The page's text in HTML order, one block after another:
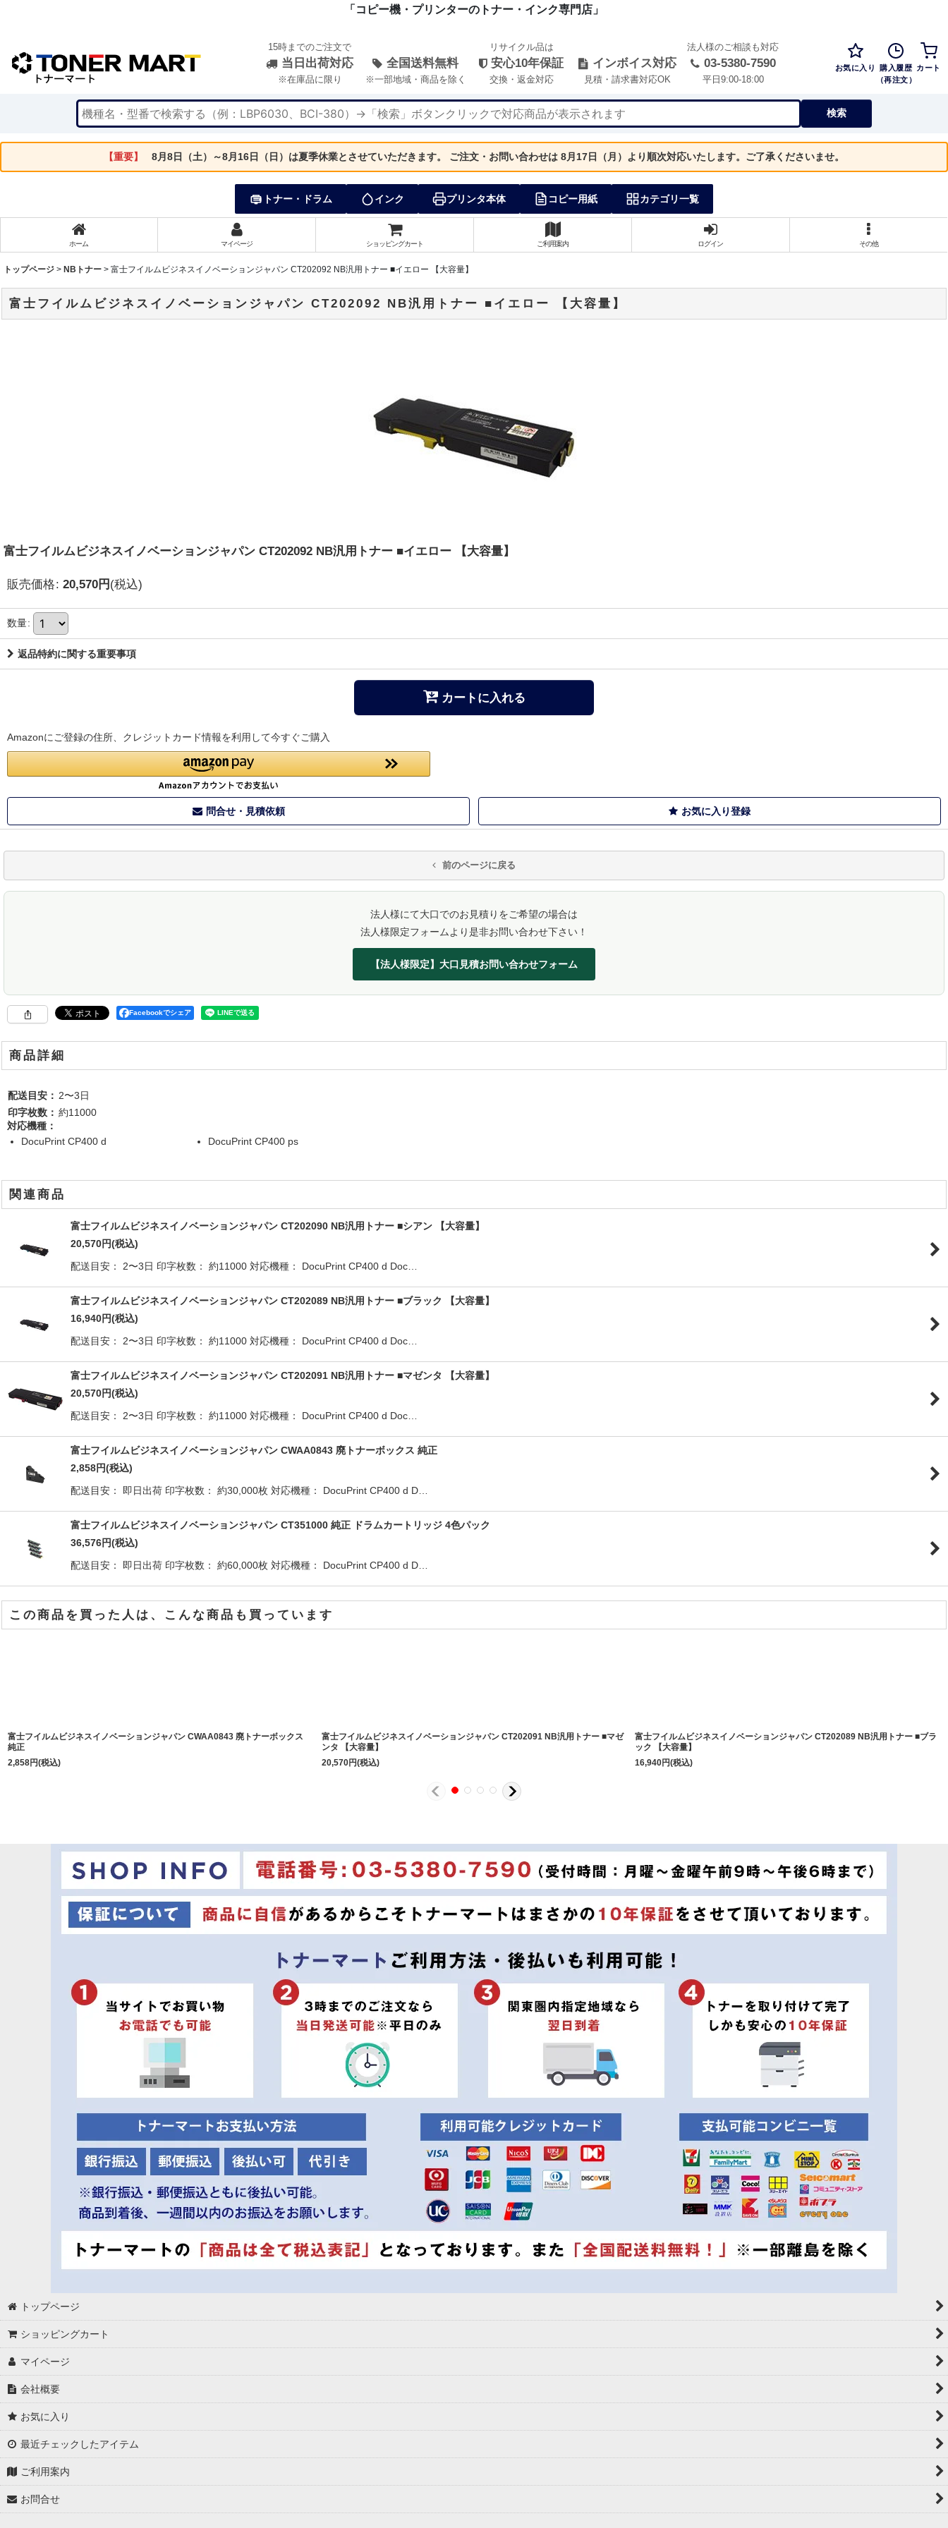
「コピー機・プリンターのトナー・インク専門店」
15時までのご注文で
当日出荷対応
※在庫品に限り
全国送料無料
※一部地域・商品を除く
リサイクル品は
安心10年保証
交換・返金対応
インボイス対応
見積・請求書対応OK
法人様のご相談も対応
03-5380-7590
平日9:00-18:00
お気に入り 購入履歴
（再注文）
カート
検索
【重要】 8月8日（土）～8月16日（日）は夏季休業とさせていただきます。 ご注文・お問い合わせは 8月17日（月）より順次対応いたします。ご了承くださいませ。
トナー・ドラム インク プリンタ本体 コピー用紙 カテゴリ一覧
ホーム マイページ ショッピングカート ご利用案内 ログイン その他
トップページ > NBトナー > 富士フイルムビジネスイノベーションジャパン CT202092 NB汎用トナー ■イエロー 【大容量】
富士フイルムビジネスイノベーションジャパン CT202092 NB汎用トナー ■イエロー 【大容量】
富士フイルムビジネスイノベーションジャパン CT202092 NB汎用トナー ■イエロー 【大容量】
販売価格: 20,570円 (税込)
数量:
返品特約に関する重要事項
カートに入れる
Amazonにご登録の住所、クレジットカード情報を利用して今すぐご購入
問合せ・見積依頼 お気に入り登録
前のページに戻る
法人様にて大口でのお見積りをご希望の場合は
法人様限定フォームより是非お問い合わせ下さい！
【法人様限定】大口見積お問い合わせフォーム
Facebookでシェア
商品詳細
配送目安： 2〜3日
印字枚数： 約11000
対応機種：
DocuPrint CP400 d
DocuPrint CP400 ps
関連商品
富士フイルムビジネスイノベーションジャパン CT202090 NB汎用トナー ■シアン 【大容量】
20,570円(税込)
配送目安： 2〜3日 印字枚数： 約11000 対応機種： DocuPrint CP400 d Doc…
富士フイルムビジネスイノベーションジャパン CT202089 NB汎用トナー ■ブラック 【大容量】
16,940円(税込)
配送目安： 2〜3日 印字枚数： 約11000 対応機種： DocuPrint CP400 d Doc…
富士フイルムビジネスイノベーションジャパン CT202091 NB汎用トナー ■マゼンタ 【大容量】
20,570円(税込)
配送目安： 2〜3日 印字枚数： 約11000 対応機種： DocuPrint CP400 d Doc…
富士フイルムビジネスイノベーションジャパン CWAA0843 廃トナーボックス 純正
2,858円(税込)
配送目安： 即日出荷 印字枚数： 約30,000枚 対応機種： DocuPrint CP400 d D…
富士フイルムビジネスイノベーションジャパン CT351000 純正 ドラムカートリッジ 4色パック
36,576円(税込)
配送目安： 即日出荷 印字枚数： 約60,000枚 対応機種： DocuPrint CP400 d D…
この商品を買った人は、こんな商品も買っています
富士フイルムビジネスイノベーションジャパン CWAA0843 廃トナーボックス
純正
2,858円(税込)
富士フイルムビジネスイノベーションジャパン CT202091 NB汎用トナー ■マゼ
ンタ 【大容量】
20,570円(税込)
富士フイルムビジネスイノベーションジャパン CT202089 NB汎用トナー ■ブラ
ック 【大容量】
16,940円(税込)
トップページ
ショッピングカート
マイページ
会社概要
お気に入り
最近チェックしたアイテム
ご利用案内
お問合せ